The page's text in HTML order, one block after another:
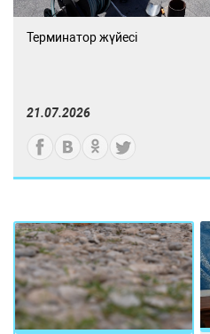
Терминатор жүйесі
21.07.2026